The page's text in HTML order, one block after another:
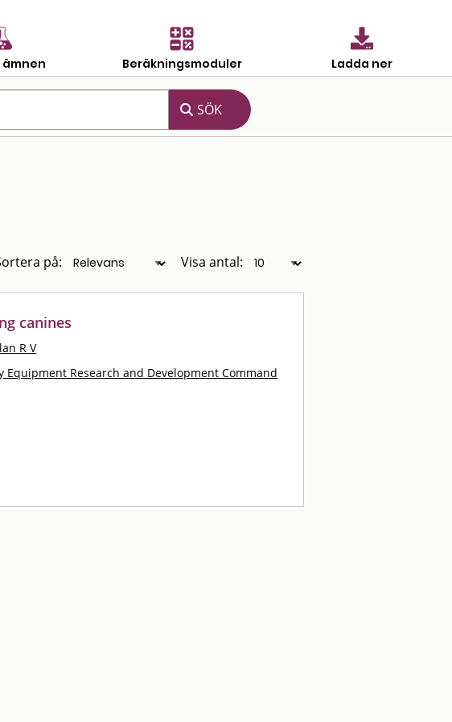
ämnen Beräkningsmoduler Ladda ner
på: Visa antal:
canines
R V
Equipment Research and Development Command